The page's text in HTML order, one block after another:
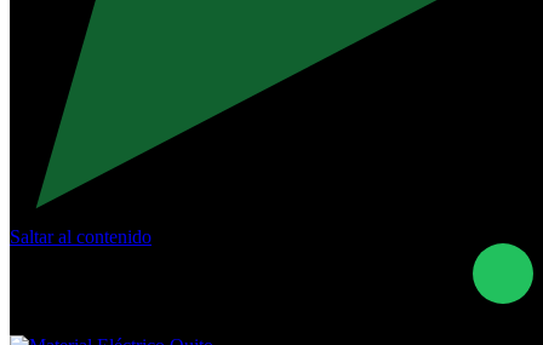
Saltar al contenido